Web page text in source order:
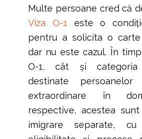
Multe persoane cred că
Viza O-1 este o
pentru a solicita o carte
dar nu este cazul. În
O-1, cât și categoria
destinate
extraordinare în
respective, acestea
imigrare separate,